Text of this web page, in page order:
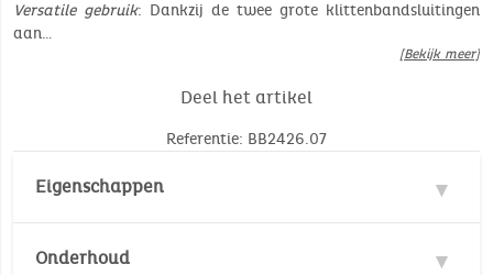
Versatile gebruik: Dankzij de twee grote klittenbandsluitingen
aan…
[Bekijk meer]
Deel het artikel
Referentie: BB2426.07
Eigenschappen
Onderhoud